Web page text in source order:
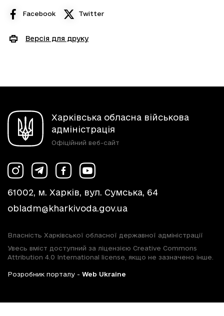
Facebook Twitter
Версія для друку
Харківська обласна військова
адміністрація
Офіційний веб-сайт
61002, м. Харків, вул. Сумська, 64
obladm@kharkivoda.gov.ua
Власність Харківської обласної державної адміністрації
Увесь вміст доступний за ліцензією Creative Commons
Attribution 4.0 International license, якщо не зазначено інше.
Розробник порталу - Web Ukraine